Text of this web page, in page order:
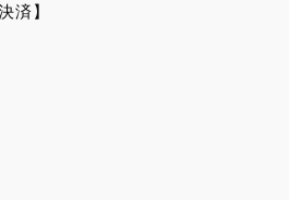
済】